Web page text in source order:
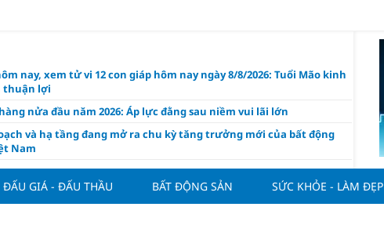
nay, xem tử vi 12 con giáp hôm nay ngày 8/8/2026: Tuổi Mão kinh
thuận lợi
nửa đầu năm 2026: Áp lực đằng sau niềm vui lãi lớn
và hạ tầng đang mở ra chu kỳ tăng trưởng mới của bất động
Nam
giảm 30% thuế cho hộ, cá nhân kinh doanh, doanh nghiệp thu
tỷ đồng
hôm nay 7/8: Thị trường lặng sóng
ĐẤU GIÁ - ĐẤU THẦU BẤT ĐỘNG SẢN SỨC KHỎE - LÀM ĐẸP